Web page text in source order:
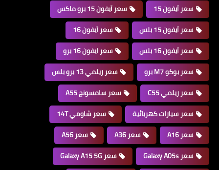
سعر آيفون 15
سعر آيفون 15 برو ماكس
سعر آيفون 15 بلس
سعر آيفون 16
سعر آيفون 16 بلس
سعر ايفون 16 برو
سعر بوكو M7 برو
سعر ريلمي 13 برو بلس
سعر ريلمي C55
سعر سامسونج A55
سعر سيارات كهربائية
سعر شاومي 14T
سعر A16
سعر A36
سعر A56
سعر Galaxy A05s
سعر Galaxy A15 5G